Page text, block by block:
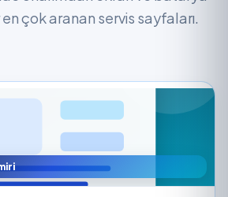
çok aranan servis sayfaları.